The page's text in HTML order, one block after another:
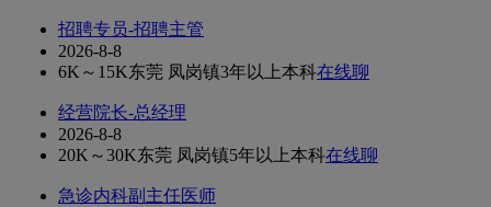
招聘专员-招聘主管
2026-8-8
6K～15K东莞 凤岗镇3年以上本科在线聊
经营院长-总经理
2026-8-8
20K～30K东莞 凤岗镇5年以上本科在线聊
急诊内科副主任医师